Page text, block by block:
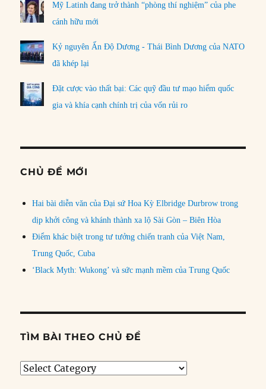
Mỹ Latinh đang trở thành “phòng thí nghiệm” của phe
cánh hữu mới
Kỷ nguyên Ấn Độ Dương - Thái Bình Dương của NATO
đã khép lại
Đặt cược vào thất bại: Các quỹ đầu tư mạo hiểm quốc
gia và khía cạnh chính trị của vốn rủi ro
CHỦ ĐỀ MỚI
Hai bài diễn văn của Đại sứ Hoa Kỳ Elbridge Durbrow trong
dịp khởi công và khánh thành xa lộ Sài Gòn – Biên Hòa
Điểm khác biệt trong tư tưởng chiến tranh của Việt Nam,
Trung Quốc, Cuba
‘Black Myth: Wukong’ và sức mạnh mềm của Trung Quốc
TÌM BÀI THEO CHỦ ĐỀ
Tìm